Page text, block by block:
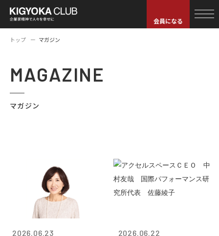
会員になる
トップ マガジン
MAGAZINE
マガジン
2026.06.23 2026.06.22